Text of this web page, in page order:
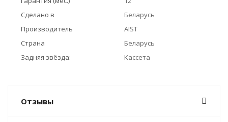
Сделано в
Беларусь
Производитель
AIST
Страна
Беларусь
Задняя звёзда:
Кассета
Отзывы